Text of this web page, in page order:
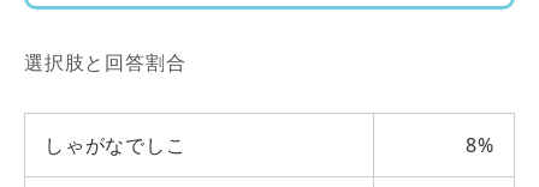
選択肢と回答割合
しゃがなでしこ 8%